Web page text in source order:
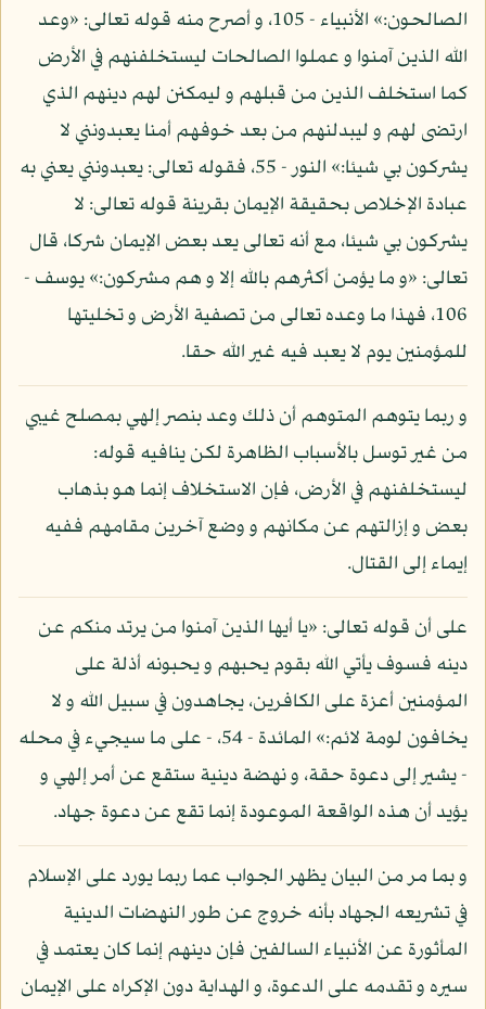
الصالحون:» الأنبياء - 105، و أصرح منه قوله تعالى: «وعد
الله الذين آمنوا و عملوا الصالحات ليستخلفنهم في الأرض
كما استخلف الذين من قبلهم و ليمكنن لهم دينهم الذي
ارتضى لهم و ليبدلنهم من بعد خوفهم أمنا يعبدونني لا
يشركون بي شيئا:» النور - 55، فقوله تعالى: يعبدونني يعني به
عبادة الإخلاص بحقيقة الإيمان بقرينة قوله تعالى: لا
يشركون بي شيئا، مع أنه تعالى يعد بعض الإيمان شركا، قال
تعالى: «و ما يؤمن أكثرهم بالله إلا و هم مشركون:» يوسف -
106، فهذا ما وعده تعالى من تصفية الأرض و تخليتها
للمؤمنين يوم لا يعبد فيه غير الله حقا.
و ربما يتوهم المتوهم أن ذلك وعد بنصر إلهي بمصلح غيبي
من غير توسل بالأسباب الظاهرة لكن ينافيه قوله:
ليستخلفنهم في الأرض، فإن الاستخلاف إنما هو بذهاب
بعض و إزالتهم عن مكانهم و وضع آخرين مقامهم ففيه
إيماء إلى القتال.
على أن قوله تعالى: «يا أيها الذين آمنوا من يرتد منكم عن
دينه فسوف يأتي الله بقوم يحبهم و يحبونه أذلة على
المؤمنين أعزة على الكافرين، يجاهدون في سبيل الله و لا
يخافون لومة لائم:» المائدة - 54، - على ما سيجيء في محله
- يشير إلى دعوة حقة، و نهضة دينية ستقع عن أمر إلهي و
يؤيد أن هذه الواقعة الموعودة إنما تقع عن دعوة جهاد.
و بما مر من البيان يظهر الجواب عما ربما يورد على الإسلام
في تشريعه الجهاد بأنه خروج عن طور النهضات الدينية
المأثورة عن الأنبياء السالفين فإن دينهم إنما كان يعتمد في
سيره و تقدمه على الدعوة، و الهداية دون الإكراه على الإيمان